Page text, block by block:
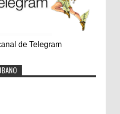
de Telegram